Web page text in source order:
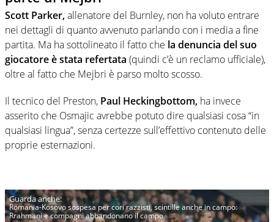
Scott Parker,allenatore del Burnley, non ha voluto entrare
nei dettagli di quanto avvenuto parlando con i media a fine
partita. Ma ha sottolineato il fatto che la denuncia del suo
giocatore è stata refertata (quindi c’è un reclamo ufficiale),
oltre al fatto che Mejbri è parso molto scosso.
Il tecnico del Preston, Paul Heckingbottom, ha invece
asserito che Osmajic avrebbe potuto dire qualsiasi cosa “in
qualsiasi lingua”, senza certezze sull’effettivo contenuto delle
proprie esternazioni.
Romania-Kosovo sospesa per cori razzisti, scintille anche in campo:
Rrahmani e compagni abbandonano il campo